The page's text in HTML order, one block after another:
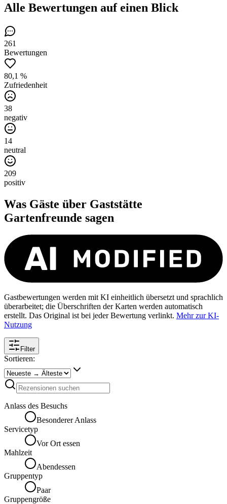
Alle Bewertungen auf einen Blick
261
Bewertungen
80,1 %
Zufriedenheit
38
negativ
14
neutral
209
positiv
Was Gäste über Gaststätte
Gartenfreunde sagen
Gastbewertungen werden mit KI einheitlich übersetzt und sprachlich
überarbeitet; die Überschriften der Karten werden automatisch
erstellt. Das Original ist bei jeder Bewertung verlinkt. Mehr zur KI-
Nutzung
Filter
Sortieren:
Anlass des Besuchs
Besonderer Anlass
Servicetyp
Vor Ort essen
Mahlzeit
Abendessen
Gruppentyp
Paar
Gruppengröße